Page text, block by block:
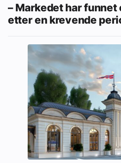
– Markedet har
etter en krevende